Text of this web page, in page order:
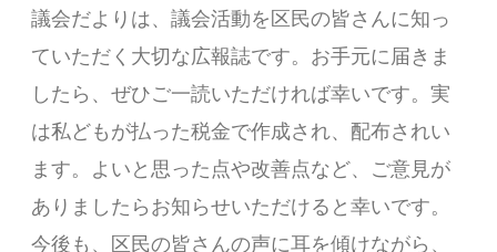
議会だよりは、議会活動を区民の皆さんに知っ
ていただく大切な広報誌です。お手元に届きま
したら、ぜひご一読いただければ幸いです。実
は私どもが払った税金で作成され、配布されい
ます。よいと思った点や改善点など、ご意見が
ありましたらお知らせいただけると幸いです。
今後も、区民の皆さんの声に耳を傾けながら、